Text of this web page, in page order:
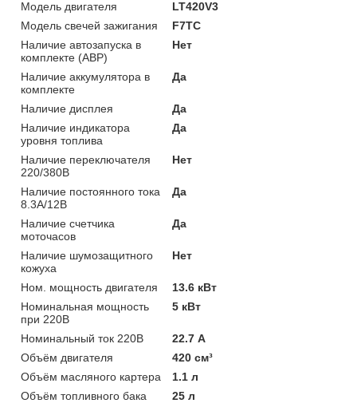
Модель двигателя
LT420V3
Модель свечей зажигания
F7TC
Наличие автозапуска в
комплекте (АВР)
Нет
Наличие аккумулятора в
комплекте
Да
Наличие дисплея
Да
Наличие индикатора
уровня топлива
Да
Наличие переключателя
220/380В
Нет
Наличие постоянного тока
8.3А/12В
Да
Наличие счетчика
моточасов
Да
Наличие шумозащитного
кожуха
Нет
Ном. мощность двигателя
13.6 кВт
Номинальная мощность
при 220В
5 кВт
Номинальный ток 220В
22.7 А
Объём двигателя
420 см³
Объём масляного картера
1.1 л
Объём топливного бака
25 л